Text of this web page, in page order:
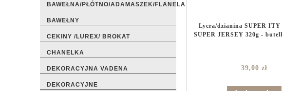
BAWEŁNA/PŁÓTNO/ADAMASZEK/FLANELA
BAWEŁNY
CEKINY /LUREX/ BROKAT
CHANELKA
DEKORACYJNA VADENA
DEKORACYJNE
Lycra/dzianina SUPER ITY
SUPER JERSEY 320g -
39,00 zł